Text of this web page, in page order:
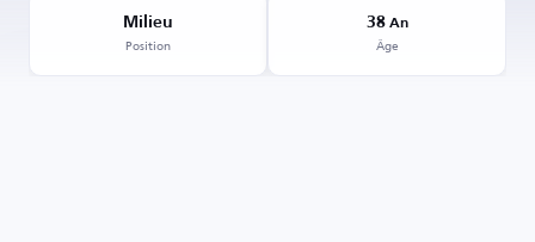
Milieu
Position
38An
Âge